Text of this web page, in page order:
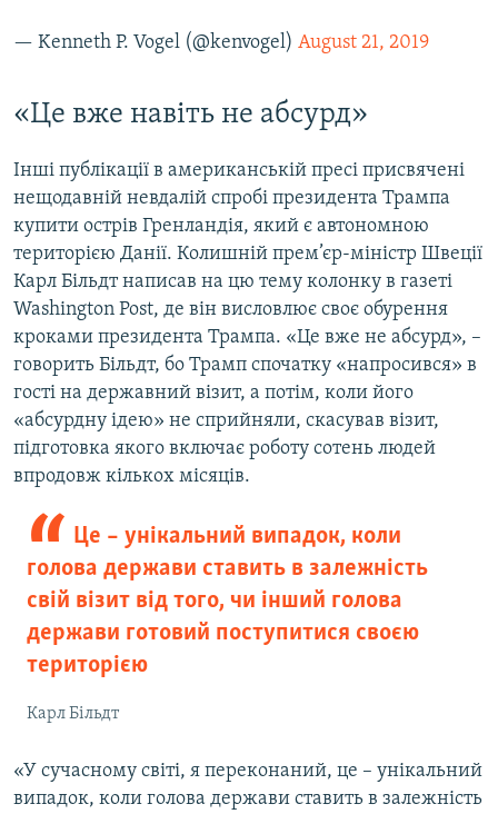
— Kenneth P. Vogel (@kenvogel) August 21, 2019
«Це вже навіть не абсурд»
Інші публікації в американській пресі присвячені
нещодавній невдалій спробі президента Трампа
купити острів Гренландія, який є автономною
територією Данії. Колишній прем’єр-міністр Швеції
Карл Більдт написав на цю тему колонку в газеті
Washington Post, де він висловлює своє обурення
кроками президента Трампа. «Це вже не абсурд», –
говорить Більдт, бо Трамп спочатку «напросився» в
гості на державний візит, а потім, коли його
«абсурдну ідею» не сприйняли, скасував візит,
підготовка якого включає роботу сотень людей
впродовж кількох місяців.
Це – унікальний випадок, коли
голова держави ставить в залежність
свій візит від того, чи інший голова
держави готовий поступитися своєю
територією
Карл Більдт
«У сучасному світі, я переконаний, це – унікальний
випадок, коли голова держави ставить в залежність